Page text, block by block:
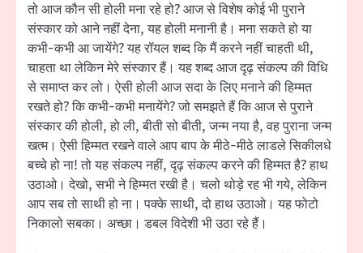
तो आज कौन सी होली मना रहे हो? आज से विशेष कोई भी पुराने
संस्कार को आने नहीं देना, यह होली मनानी है। मना सकते हो या
कभी-कभी आ जायेंगे? यह रॉयल शब्द कि मैं करने नहीं चाहती थी,
चाहता था लेकिन मेरे संस्कार हैं। यह शब्द आज दृढ़ संकल्प की विधि
से समाप्त कर लो। ऐसी होली आज सदा के लिए मनाने की हिम्मत
रखते हो? कि कभी-कभी मनायेंगे? जो समझते हैं कि आज से पुराने
संस्कार की होली, हो ली, बीती सो बीती, जन्म नया है, वह पुराना जन्म
खत्म। ऐसी हिम्मत रखने वाले आप बाप के मीठे-मीठे लाडले सिकीलधे
बच्चे हो ना! तो यह संकल्प नहीं, दृढ़ संकल्प करने की हिम्मत है? हाथ
उठाओ। देखो, सभी ने हिम्मत रखी है। चलो थोड़े रह भी गये, लेकिन
आप सब तो साथी हो ना। पक्के साथी, दो हाथ उठाओ। यह फोटो
निकालो सबका। अच्छा। डबल विदेशी भी उठा रहे हैं।